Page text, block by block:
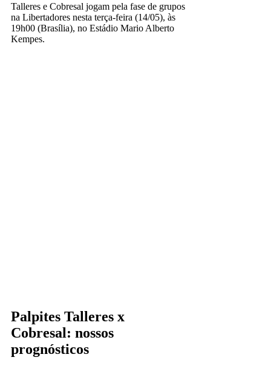
Talleres e Cobresal jogam pela fase de grupos
na Libertadores nesta terça-feira (14/05), às
19h00 (Brasília), no Estádio Mario Alberto
Kempes.
Palpites Talleres x
Cobresal: nossos
prognósticos